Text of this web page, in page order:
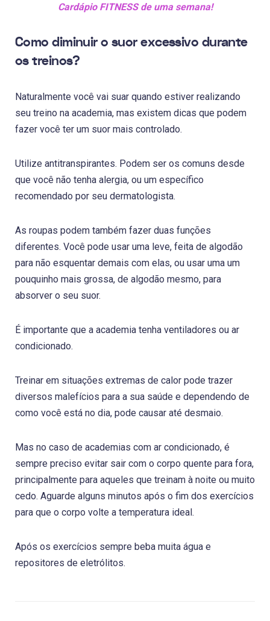
Cardápio FITNESS de uma semana!
Como diminuir o suor excessivo durante
os treinos?
Naturalmente você vai suar quando estiver realizando
seu treino na academia, mas existem dicas que podem
fazer você ter um suor mais controlado.
Utilize antitranspirantes. Podem ser os comuns desde
que você não tenha alergia, ou um específico
recomendado por seu dermatologista.
As roupas podem também fazer duas funções
diferentes. Você pode usar uma leve, feita de algodão
para não esquentar demais com elas, ou usar uma um
pouquinho mais grossa, de algodão mesmo, para
absorver o seu suor.
É importante que a academia tenha ventiladores ou ar
condicionado.
Treinar em situações extremas de calor pode trazer
diversos malefícios para a sua saúde e dependendo de
como você está no dia, pode causar até desmaio.
Mas no caso de academias com ar condicionado, é
sempre preciso evitar sair com o corpo quente para fora,
principalmente para aqueles que treinam à noite ou muito
cedo. Aguarde alguns minutos após o fim dos exercícios
para que o corpo volte a temperatura ideal.
Após os exercícios sempre beba muita água e
repositores de eletrólitos.